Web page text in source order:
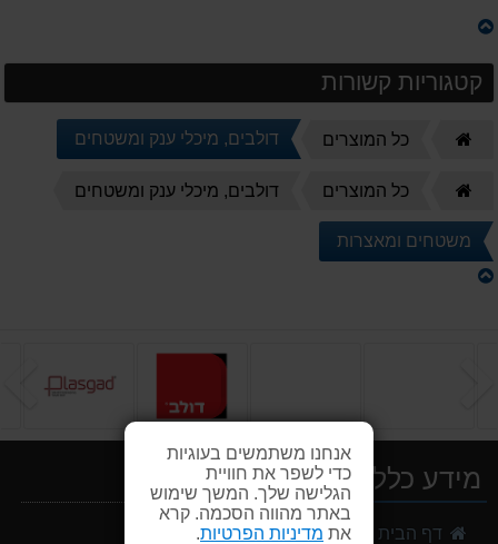
אנחנו משתמשים בעוגיות
כדי לשפר את חוויית
הגלישה שלך. המשך שימוש
באתר מהווה הסכמה. קרא
את מדיניות הפרטיות.
קטגוריות קשורות
כל המוצרים דולבים, מיכלי ענק ומשטחים
כל המוצרים דולבים, מיכלי ענק ומשטחים
משטחים ומאצרות
מידע כללי
דף הבית